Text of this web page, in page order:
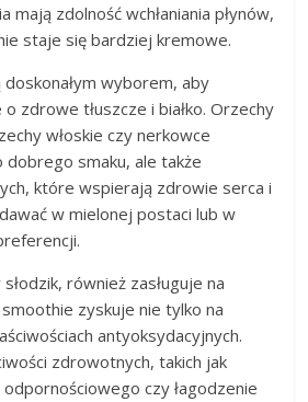
mają zdolność wchłaniania płynów,
staje się bardziej kremowe.
doskonałym wyborem, aby
zdrowe tłuszcze i białko. Orzechy
włoskie czy nerkowce
smaku, ale także
które wspierają zdrowie serca i
w mielonej postaci lub w
również zasługuje na
zyskuje nie tylko na
antyoksydacyjnych.
zdrowotnych, takich jak
czy łagodzenie